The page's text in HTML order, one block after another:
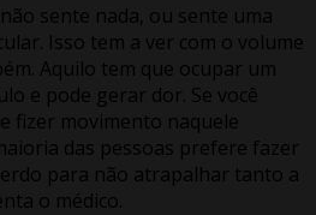
sente nada, ou sente uma
Isso tem a ver com o volume
Aquilo tem que ocupar um
e pode gerar dor. Se você
fizer movimento naquele
das pessoas prefere fazer
para não atrapalhar tanto a
o médico.